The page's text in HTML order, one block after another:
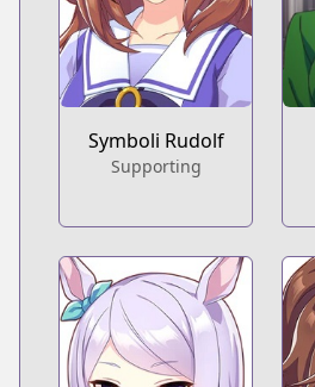
Symboli Rudolf
Supporting